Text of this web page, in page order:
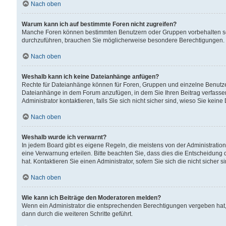
Nach oben
Warum kann ich auf bestimmte Foren nicht zugreifen?
Manche Foren können bestimmten Benutzern oder Gruppen
durchzuführen, brauchen Sie möglicherweise besondere
Nach oben
Weshalb kann ich keine Dateianhänge anfügen?
Rechte für Dateianhänge können für Foren, Gruppen und einzelne
Dateianhänge in dem Forum anzufügen, in dem Sie Ihren Beitrag
Administrator kontaktieren, falls Sie sich nicht sicher sind, wieso Sie
Nach oben
Weshalb wurde ich verwarnt?
In jedem Board gibt es eigene Regeln, die meistens von der
eine Verwarnung erteilen. Bitte beachten Sie, dass dies die
hat. Kontaktieren Sie einen Administrator, sofern Sie sich die nicht sicher
Nach oben
Wie kann ich Beiträge den Moderatoren melden?
Wenn ein Administrator die entsprechenden Berechtigungen vergeben
dann durch die weiteren Schritte geführt.